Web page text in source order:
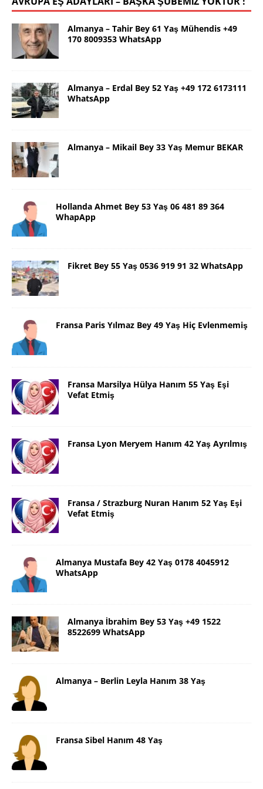
Almanya – Tahir Bey 61 Yaş Mühendis +49
170 8009353 WhatsApp
Almanya – Erdal Bey 52 Yaş +49 172 6173111
WhatsApp
Almanya – Mikail Bey 33 Yaş Memur BEKAR
Hollanda Ahmet Bey 53 Yaş 06 481 89 364
WhapApp
Fikret Bey 55 Yaş 0536 919 91 32 WhatsApp
Fransa Paris Yılmaz Bey 49 Yaş Hiç Evlenmemiş
Fransa Marsilya Hülya Hanım 55 Yaş Eşi
Vefat Etmiş
Fransa Lyon Meryem Hanım 42 Yaş Ayrılmış
Fransa / Strazburg Nuran Hanım 52 Yaş Eşi
Vefat Etmiş
Almanya Mustafa Bey 42 Yaş 0178 4045912
WhatsApp
Almanya İbrahim Bey 53 Yaş +49 1522
8522699 WhatsApp
Almanya – Berlin Leyla Hanım 38 Yaş
Fransa Sibel Hanım 48 Yaş